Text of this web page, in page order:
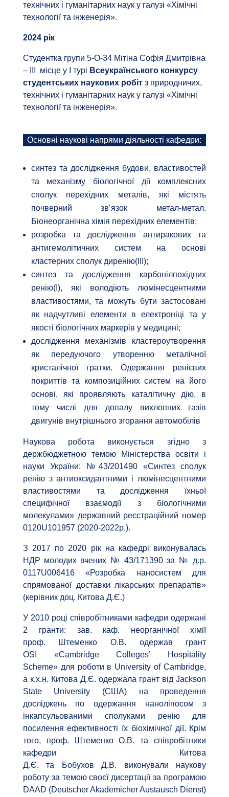
технічних і гуманітарних наук у галузі «Хімічні
технології та інженерія».
2024 рік
Студентка групи 5-О-34 Мітіна Софія Дмитрівна
– ІІІ місце у І турі Всеукраїнського конкурсу
студентських наукових робітз природничих,
технічних і гуманітарних наук у галузі «Хімічні
технології та інженерія».
Основні наукові напрями діяльності кафедри:
синтез та дослідження будови, властивостей
та механізму біологічної дії комплексних
сполук перехідних металів, які містять
почверний зв’язок метал-метал.
Біонеорганічна хімія перехідних елементів;
розробка та дослідження антиракових та
антигемолітичних систем на основі
кластерних сполук диренію(ІІІ);
синтез та дослідження карбонілпохідних
ренію(І), які володіють люмінесцентними
властивостями, та можуть бути застосовані
як надчутливі елементи в електроніці та у
якості біологічних маркерів у медицині;
дослідження механізмів кластероутворення
як передуючого утворенню металічної
кристалічної гратки. Одержання ренієвих
покриттів та композиційних систем на його
основі, які проявляють каталітичну дію, в
тому числі для допалу вихлопних газів
двигунів внутрішнього згорання автомобілів
Наукова робота виконується згідно з
держбюджетною темою Міністерства освіти і
науки України: №43/201490 «Синтез сполук
ренію з антиоксидантними і люмінесцентними
властивостями та дослідження їхньої
специфічної взаємодії з біологічними
молекулами» державний реєстраційний номер
0120U101957 (2020-2022р.).
З 2017 по 2020 рік на кафедрі виконувалась
НДР молодих вчених № 43/171390 за № д.р.
0117U006416 «Розробка наносистем для
спрямованої доставки лікарських препаратів»
(керівник доц. Китова Д.Є.)
У 2010 році співробітниками кафедри одержані
2 гранти: зав. каф. неорганічної хімії
проф. Штеменко О.В. одержав грант
OSI «Cambridge Colleges’ Hospitality
Scheme» для роботи в University of Cambridge,
а к.х.н. Китова Д.Є. одержала грант від Jackson
State University (США) на проведення
досліджень по одержання наноліпосом з
інкапсульованими сполуками ренію для
посилення ефективності їх біохімічної дії. Крім
того, проф. Штеменко О.В. та співробітники
кафедри Китова
Д.Є. та Бобухов Д.В. виконували наукову
роботу за темою своєї дисертації за програмою
DAAD (Deutscher Akademicher Austausch Dienst)